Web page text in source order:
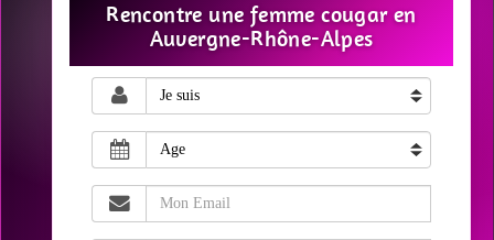
Rencontre une femme cougar en
Auvergne-Rhône-Alpes